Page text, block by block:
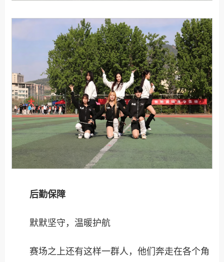
后勤保障
默默坚守，温暖护航
赛场之上还有这样一群人，他们奔走在各个角